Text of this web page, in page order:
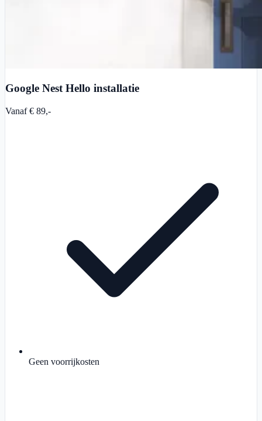
Google Nest Hello installatie
Vanaf € 89,-
Geen voorrijkosten